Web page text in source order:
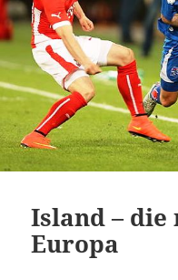
Island – die
Europa